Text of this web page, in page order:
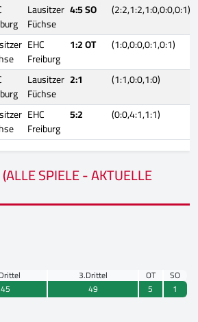
Lausitzer
Füchse
4:5 SO
(2:2,1:2,1:0,0:0,0:1)
EHC
Freiburg
1:2 OT
(1:0,0:0,0:1,0:1)
Lausitzer
Füchse
2:1
(1:1,0:0,1:0)
EHC
Freiburg
5:2 (0:0,4:1,1:1)
SPIELE - AKTUELLE
3.Drittel OT
SO
45 49 5 1